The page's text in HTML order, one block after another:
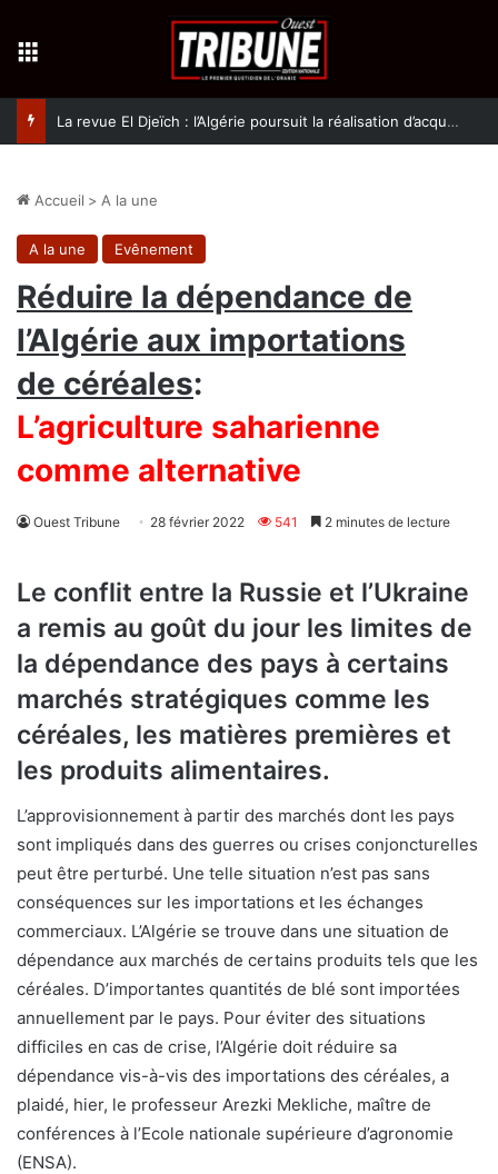
La revue El Djeïch : l’Algérie poursuit la réalisation d’acquis qualitatifs et historiques dans un climat de sécurité et de stabilité
Accueil > A la une
A la une Evênement
Réduire la dépendance de
l’Algérie aux importations
de céréales:
L’agriculture saharienne
comme alternative
Ouest Tribune 28 février 2022 541 2 minutes de lecture
Le conflit entre la Russie et l’Ukraine
a remis au goût du jour les limites de
la dépendance des pays à certains
marchés stratégiques comme les
céréales, les matières premières et
les produits alimentaires.
L’approvisionnement à partir des marchés dont les pays
sont impliqués dans des guerres ou crises conjoncturelles
peut être perturbé. Une telle situation n’est pas sans
conséquences sur les importations et les échanges
commerciaux. L’Algérie se trouve dans une situation de
dépendance aux marchés de certains produits tels que les
céréales. D’importantes quantités de blé sont importées
annuellement par le pays. Pour éviter des situations
difficiles en cas de crise, l’Algérie doit réduire sa
dépendance vis-à-vis des importations des céréales, a
plaidé, hier, le professeur Arezki Mekliche, maître de
conférences à l’Ecole nationale supérieure d’agronomie
(ENSA).